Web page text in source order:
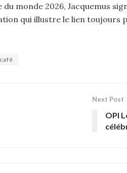
du monde 2026, Jacquemus
qui illustre le lien toujours
Next Post
OPI